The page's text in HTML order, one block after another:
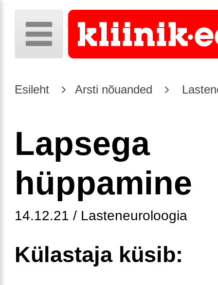
Esileht Arsti nõuanded
Lapsega
hüppamine
14.12.21 / Lasteneuroloogia
Külastaja küsib: